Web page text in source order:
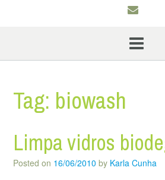
Tag: biowash
Limpa vidros
Posted on 16/06/2010 by Karla Cunha